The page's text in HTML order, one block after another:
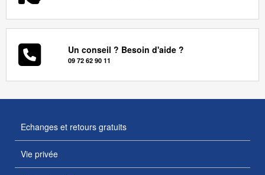
Un conseil ? Besoin d'aide ?
09 72 62 90 11
Echanges et retours gratuits
Vie privée